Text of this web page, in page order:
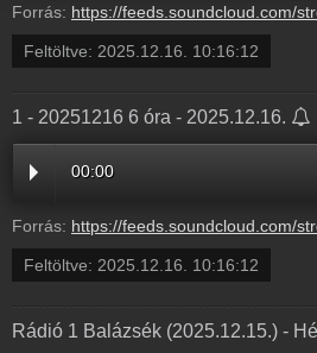
Forrás: https://feeds.soundcloud.com/stream/2230570037-balazsek-4-a-karacsonyi-szezon-nemcsak-a-bejglirol-szol-eljott-az-egeszseges-nemet-
Feltöltve: 2025.12.16. 10:16:12
1 - 20251216 6 óra - 2025.12.16.
00:00
Forrás: https://feeds.soundcloud.com/stream/2230570034-balazsek-1-20251216-
Feltöltve: 2025.12.16. 10:16:12
Rádió 1 Balázsék (2025.12.15.) -